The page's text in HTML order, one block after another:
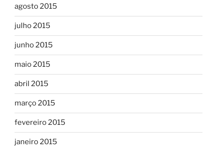
agosto 2015
julho 2015
junho 2015
maio 2015
abril 2015
março 2015
fevereiro 2015
janeiro 2015